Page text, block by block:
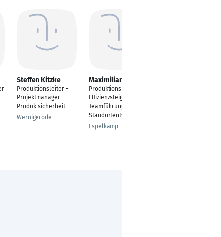
Steffen Kitzke
Produktionsleiter -
Projektmanager -
Produktsicherheit
Wernigerode
Maximilian Köhn
Produktionsleiter|
Effizienzsteigerung &
Teamführung |
Standortentwicklung
Espelkamp